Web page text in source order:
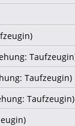
Taufzeugin)
Taufzeugin)